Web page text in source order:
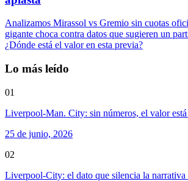
Analizamos Mirassol vs Gremio sin cuotas
gigante choca contra datos que sugieren un
¿Dónde está el valor en esta previa?
Lo más leído
01
Liverpool-Man. City: sin números, el valor está
25 de junio, 2026
02
Liverpool-City: el dato que silencia la narrativa